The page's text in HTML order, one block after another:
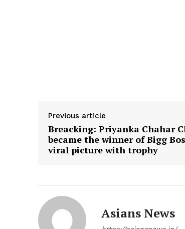
Previous article
Breacking: Priyanka Chahar
became the winner of Bigg
viral picture with trophy
Asians News